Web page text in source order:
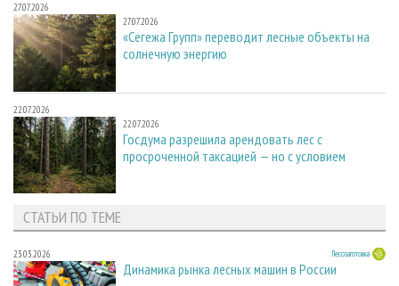
27.07.2026
27.07.2026
«Сегежа Групп» переводит лесные объекты на
солнечную энергию
22.07.2026
22.07.2026
Госдума разрешила арендовать лес с
просроченной таксацией — но с условием
СТАТЬИ ПО ТЕМЕ
23.03.2026 Лесозаготовка
Динамика рынка лесных машин в России